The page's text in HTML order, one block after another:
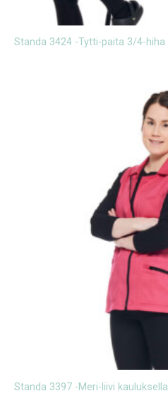
Standa 3424 -Tytti-paita 3/4-hiha
Standa 3397 -Meri-liivi kauluksella